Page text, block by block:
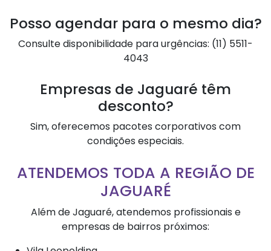
Posso agendar para o mesmo dia?
Consulte disponibilidade para urgências: (11) 5511-
4043
Empresas de Jaguaré têm
desconto?
Sim, oferecemos pacotes corporativos com
condições especiais.
ATENDEMOS TODA A REGIÃO DE
JAGUARÉ
Além de Jaguaré, atendemos profissionais e
empresas de bairros próximos: